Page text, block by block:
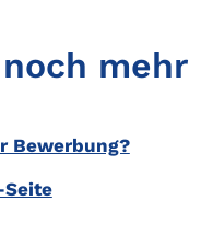
mehr
Bewerbung?